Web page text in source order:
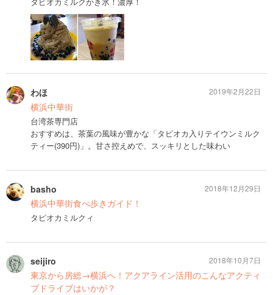
わほ
横浜中華街
台湾茶専門店
おすすめは、茶葉の風味が豊かな「タピオカ入りテイウンミルク
ティー(390円)」。甘さ控えめで、スッキリとした味わい
2019年2月22日
basho
横浜中華街食べ歩きガイド！
タピオカミルクィ
2018年12月29日
seijiro
東京から房総→横浜へ！アクアライン活用のこんなアクティ
ブドライブはいかが？
2018年10月7日